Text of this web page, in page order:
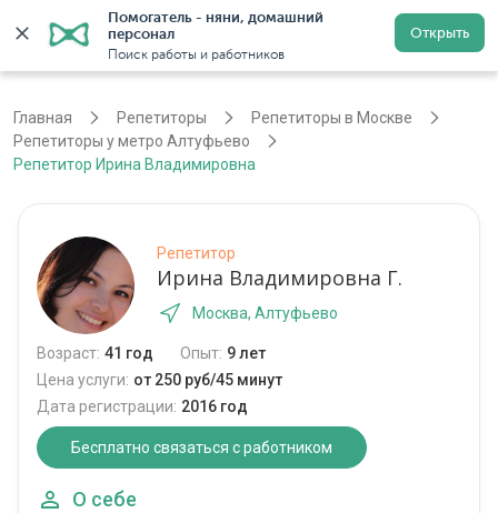
Помогатель - няни, домашний
персонал
Поиск работы и работников
Открыть
Регистрация
Главная Репетиторы
Репетиторы в Москве
Репетиторы у метро Алтуфьево
Репетитор Ирина Владимировна
Репетитор
Ирина Владимировна Г.
Москва, Алтуфьево
Возраст: 41 год Опыт: 9 лет
Цена услуги: от 250 руб/45 минут
Дата регистрации: 2016 год
Бесплатно связаться с работником
О себе